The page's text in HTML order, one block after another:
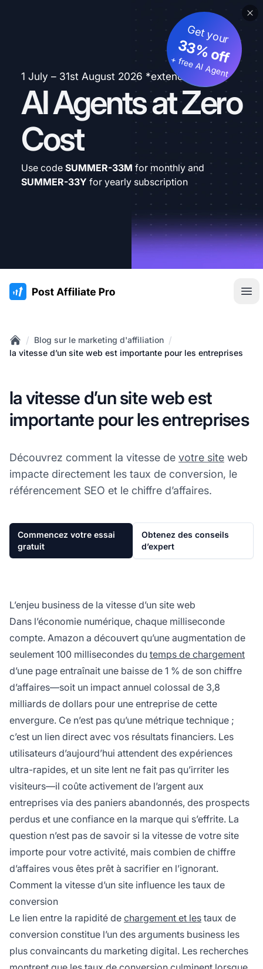
1 July – 31st August 2026 *extended
AI Agents at Zero
Cost
Get your
33% off
+ free AI Agent
Use code SUMMER-33M for monthly and
SUMMER-33Y for yearly subscription
:site.title
Home
/ Blog sur le marketing d'affiliation /
la vitesse d’un site web est importante pour les entreprises
la vitesse d’un site web est
importante pour les entreprises
Découvrez comment la vitesse de votre site web
impacte directement les taux de conversion, le
référencement SEO et le chiffre d’affaires.
Commencez votre essai
gratuit
Obtenez des conseils
d’expert
L’enjeu business de la vitesse d’un site web
Dans l’économie numérique, chaque milliseconde
compte. Amazon a découvert qu’une augmentation de
seulement 100 millisecondes du temps de chargement
d’une page entraînait une baisse de 1 % de son chiffre
d’affaires—soit un impact annuel colossal de 3,8
milliards de dollars pour une entreprise de cette
envergure. Ce n’est pas qu’une métrique technique ;
c’est un lien direct avec vos résultats financiers. Les
utilisateurs d’aujourd’hui attendent des expériences
ultra-rapides, et un site lent ne fait pas qu’irriter les
visiteurs—il coûte activement de l’argent aux
entreprises via des paniers abandonnés, des prospects
perdus et une confiance en la marque qui s’effrite. La
question n’est pas de savoir si la vitesse de votre site
importe pour votre activité, mais combien de chiffre
d’affaires vous êtes prêt à sacrifier en l’ignorant.
Comment la vitesse d’un site influence les taux de
conversion
Le lien entre la rapidité de chargement et les taux de
conversion constitue l’un des arguments business les
plus convaincants du marketing digital. Les recherches